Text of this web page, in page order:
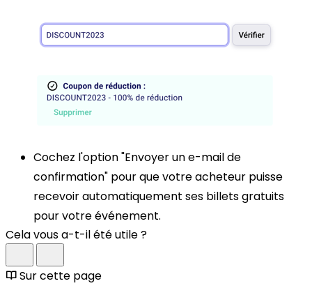
Cochez l'option "Envoyer un e-mail de
confirmation" pour que votre acheteur puisse
recevoir automatiquement ses billets gratuits
pour votre événement.
Cela vous a-t-il été utile ?
Sur cette page